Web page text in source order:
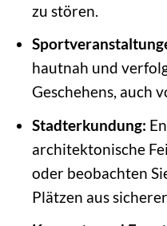
zu stören.
hautnah und
Geschehens, auch
Stadterkundung:
architektonische
oder beobachten
Plätzen aus